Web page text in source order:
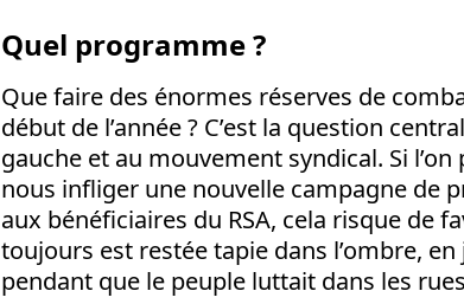
Quel programme ?
Que faire des énormes réserves de
début de l’année ? C’est la question
gauche et au mouvement syndical. Si
nous infliger une nouvelle campagne de
aux bénéficiaires du RSA, cela risque de
toujours est restée tapie dans l’ombre,
pendant que le peuple luttait dans les